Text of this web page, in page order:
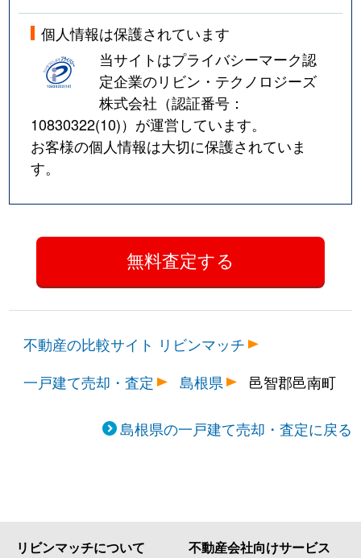
個人情報は保護されています
当サイトはプライバシーマーク認
定企業のリビン・テクノロジーズ
株式会社（認証番号：
10830322(10)）が運営しています。
お客様の個人情報は大切に保護されていま
す。
不動産の比較サイト リビンマッチ
一戸建て売却・査定
島根県 邑智郡邑南町
島根県の一戸建て売却・査定に戻る
リビンマッチについて 不動産会社向けサービス